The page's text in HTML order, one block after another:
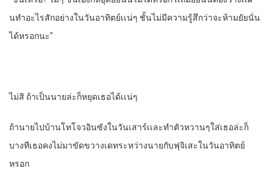
นทําอะไรสักอย่างในวันอาทิตย์เเน่ๆ​ ชั้นไม่มีความรู้สึกว่าจะห้ามยัยนั่น
ได้หรอกนะ”
ไม่สิ ถ้าเป็นนายล่ะก็หยุดเธอได้เเน่ๆ
ถ้านายไปบ้านโทโจวอินซังในวันเสาร์เเละทําตัวหวานๆใส่เธอล่ะก็​
บางทีเธอคงไม่มาขัดขวางเดทระหว่างนายกับฟุจิเสะในวันอาทิตย์
หรอก